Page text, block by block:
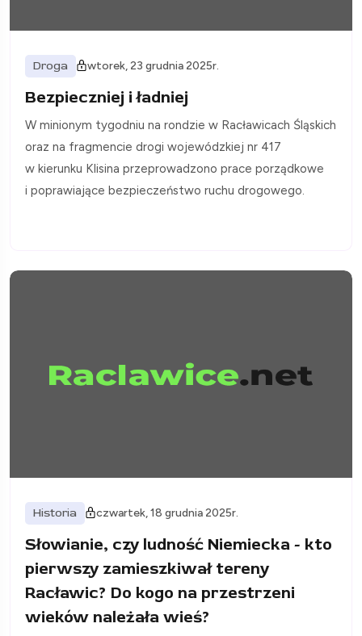
Droga wtorek, 23 grudnia 2025r.
Bezpieczniej i ładniej
W minionym tygodniu na rondzie w Racławicach Śląskich
oraz na fragmencie drogi wojewódzkiej nr 417
w kierunku Klisina przeprowadzono prace porządkowe
i poprawiające bezpieczeństwo ruchu drogowego.
Historia czwartek, 18 grudnia 2025r.
Słowianie, czy ludność Niemiecka - kto
pierwszy zamieszkiwał tereny
Racławic? Do kogo na przestrzeni
wieków należała wieś?